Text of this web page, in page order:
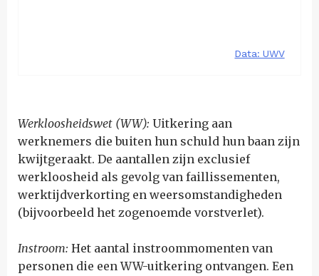
Werkloosheidswet (WW): Uitkering aan
werknemers die buiten hun schuld hun baan zijn
kwijtgeraakt. De aantallen zijn exclusief
werkloosheid als gevolg van faillissementen,
werktijdverkorting en weersomstandigheden
(bijvoorbeeld het zogenoemde vorstverlet).
Instroom: Het aantal instroommomenten van
personen die een WW-uitkering ontvangen. Een